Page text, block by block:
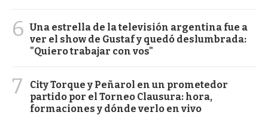
6 Una estrella de la televisión argentina fue a
ver el show de Gustaf y quedó deslumbrada:
"Quiero trabajar con vos"
7
City Torque y Peñarol en un prometedor
partido por el Torneo Clausura: hora,
formaciones y dónde verlo en vivo